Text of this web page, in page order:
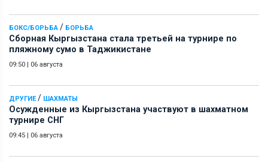
БОКС/БОРЬБА / БОРЬБА
Сборная Кыргызстана стала третьей на турнире по
пляжному сумо в Таджикистане
09:50 | 06 августа
ДРУГИЕ/ ШАХМАТЫ
Осужденные из Кыргызстана участвуют в шахматном
турнире СНГ
09:45 | 06 августа